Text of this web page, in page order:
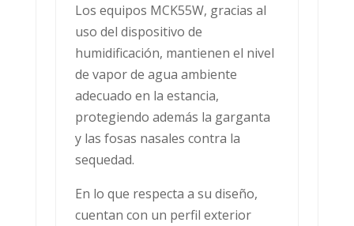
Los equipos MCK55W, gracias al
uso del dispositivo de
humidificación, mantienen el nivel
de vapor de agua ambiente
adecuado en la estancia,
protegiendo además la garganta
y las fosas nasales contra la
sequedad.
En lo que respecta a su diseño,
cuentan con un perfil exterior